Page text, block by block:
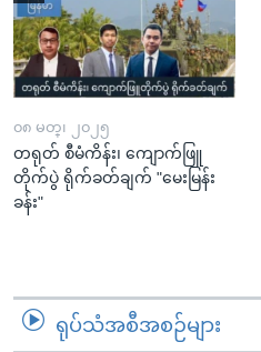
၀၈ မတ္၊ ၂၀၂၅
တရုတ် စီမံကိန်း၊ ကျောက်ဖြူ
တိုက်ပွဲ ရိုက်ခတ်ချက် "မေးမြန်း
ခန်း"
ရုပ်သံအစီအစဉ်များ